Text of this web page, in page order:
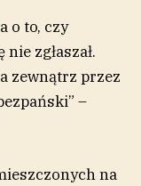
o to, czy
zgłaszał.
zewnątrz przez
–
na